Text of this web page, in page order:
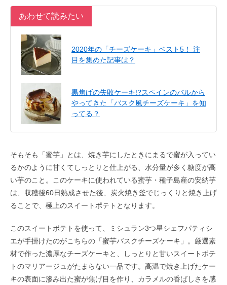
あわせて読みたい
2020年の「チーズケーキ」ベスト5！ 注
目を集めた記事は？
黒焦げの失敗ケーキ!?スペインのバルから
やってきた「バスク風チーズケーキ」を知
ってる？
そもそも「蜜芋」とは、焼き芋にしたときにまるで蜜が入ってい
るかのように甘くてしっとりと仕上がる、水分量が多く糖度が高
い芋のこと。このケーキに使われている蜜芋・種子島産の安納芋
は、収穫後60日熟成させた後、炭火焼き釜でじっくりと焼き上げ
ることで、極上のスイートポテトとなります。
このスイートポテトを使って、ミシュラン3つ星シェフパティシ
エが手掛けたのがこちらの「蜜芋バスクチーズケーキ」。厳選素
材で作った濃厚なチーズケーキと、しっとりと甘いスイートポテ
トのマリアージュがたまらない一品です。高温で焼き上げたケー
キの表面に滲み出た蜜が焦げ目を作り、カラメルの香ばしさを感